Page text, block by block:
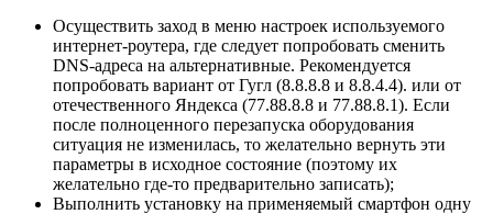
Осуществить заход в меню настроек используемого
интернет-роутера, где следует попробовать сменить
DNS-адреса на альтернативные. Рекомендуется
попробовать вариант от Гугл (8.8.8.8 и 8.8.4.4). или от
отечественного Яндекса (77.88.8.8 и 77.88.8.1). Если
после полноценного перезапуска оборудования
ситуация не изменилась, то желательно вернуть эти
параметры в исходное состояние (поэтому их
желательно где-то предварительно записать);
Выполнить установку на применяемый смартфон одну